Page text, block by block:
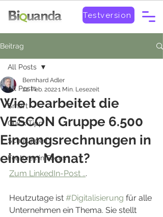
Testversion
Beitrag
All Posts
Smart
Quick-Tipp
Schulungen
Features in Focus
All Posts
Wie bearbeitet die
VESCON Gruppe 6.500
Eingangsrechnungen in
einem Monat?
Bernhard Adler
22. Feb. 20221 Min. Lesezeit
Zum LinkedIn-Post ...
Heutzutage ist #Digitalisierung für alle
Unternehmen ein Thema. Sie stellt